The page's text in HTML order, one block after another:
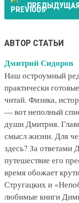
АВТОР СТАТЬИ
Дмитрий Сидоров
Наш остроумный
практически
читай. Физика,
— вот неполный
души Дмитрия.
смысл жизни. Для
здесь? За ответами
путешествие его
время обожает
Стругацких и
любимые книги